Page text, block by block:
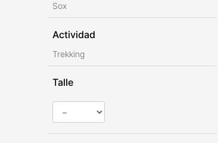
Sox
Actividad
Trekking
Talle